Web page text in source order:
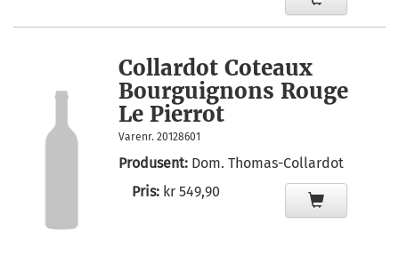
Collardot Coteaux
Bourguignons Rouge
Le Pierrot
Varenr. 20128601
Produsent: Dom. Thomas-Collardot
Pris: kr 549,90